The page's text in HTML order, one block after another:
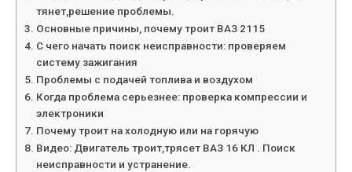
тянет,решение проблемы.
Основные причины, почему троит ВАЗ 2115
С чего начать поиск неисправности: проверяем
систему зажигания
Проблемы с подачей топлива и воздухом
Когда проблема серьезнее: проверка компрессии и
электроники
Почему троит на холодную или на горячую
Видео: Двигатель троит,трясет ВАЗ 16 КЛ . Поиск
неисправности и устранение.